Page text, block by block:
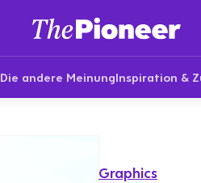
Die andere MeinungInspiration &
Graphics